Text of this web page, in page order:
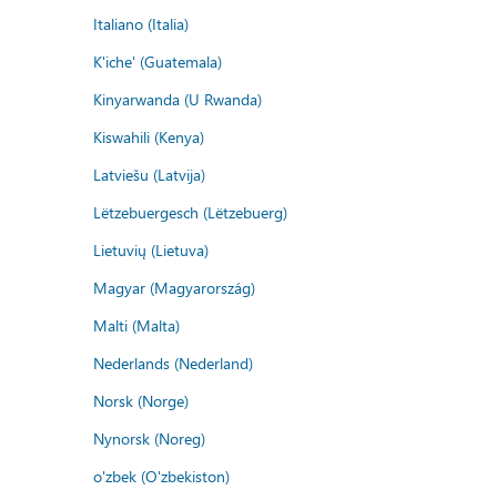
Italiano (Italia)
K'iche' (Guatemala)
Kinyarwanda (U Rwanda)
Kiswahili (Kenya)
Latviešu (Latvija)
Lëtzebuergesch (Lëtzebuerg)
Lietuvių (Lietuva)
Magyar (Magyarország)
Malti (Malta)
Nederlands (Nederland)
Norsk (Norge)
Nynorsk (Noreg)
o'zbek (O'zbekiston)